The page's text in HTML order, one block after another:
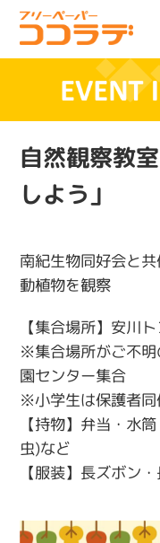
自然観察教
しよう」
南紀生物同好会と
動植物を観察
【集合場所】安川
※集合場所がご不
園センター集合
※小学生は保護者同
【持物】弁当・水
虫)など
【服装】長ズボン